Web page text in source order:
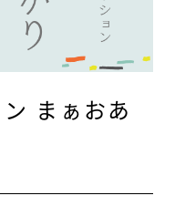
まぁおあ